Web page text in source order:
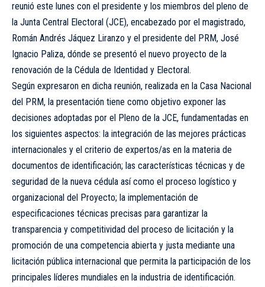
reunió este lunes con el presidente y los miembros del pleno de
la Junta Central Electoral (JCE), encabezado por el magistrado,
Román Andrés Jáquez Liranzo y el presidente del PRM, José
Ignacio Paliza, dónde se presentó el nuevo proyecto de la
renovación de la Cédula de Identidad y Electoral.
Según expresaron en dicha reunión, realizada en la Casa Nacional
del PRM, la presentación tiene como objetivo exponer las
decisiones adoptadas por el Pleno de la JCE, fundamentadas en
los siguientes aspectos: la integración de las mejores prácticas
internacionales y el criterio de expertos/as en la materia de
documentos de identificación; las características técnicas y de
seguridad de la nueva cédula así como el proceso logístico y
organizacional del Proyecto; la implementación de
especificaciones técnicas precisas para garantizar la
transparencia y competitividad del proceso de licitación y la
promoción de una competencia abierta y justa mediante una
licitación pública internacional que permita la participación de los
principales líderes mundiales en la industria de identificación.